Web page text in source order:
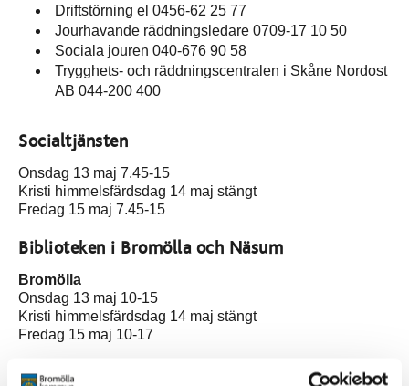
Driftstörning el 0456-62 25 77
Jourhavande räddningsledare 0709-17 10 50
Sociala jouren 040-676 90 58
Trygghets- och räddningscentralen i Skåne Nordost
AB 044-200 400
Socialtjänsten
Onsdag 13 maj 7.45-15
Kristi himmelsfärdsdag 14 maj stängt
Fredag 15 maj 7.45-15
Biblioteken i Bromölla och Näsum
Bromölla
Onsdag 13 maj 10-15
Kristi himmelsfärdsdag 14 maj stängt
Fredag 15 maj 10-17
SNOKA bibliotek